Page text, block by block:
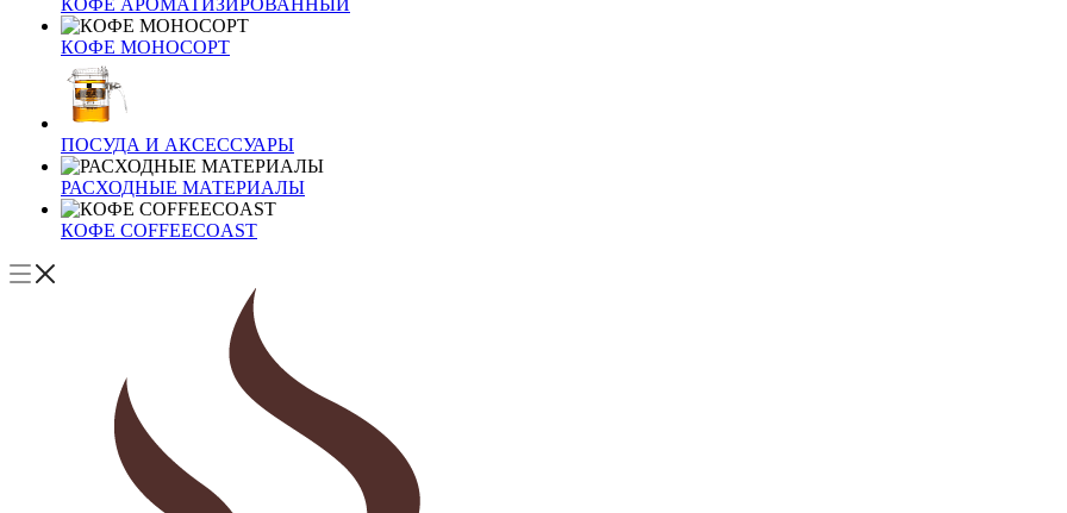
КОФЕ АРОМАТИЗИРОВАННЫЙ
КОФЕ МОНОСОРТ
ПОСУДА И АКСЕССУАРЫ
РАСХОДНЫЕ МАТЕРИАЛЫ
КОФЕ COFFEECOAST